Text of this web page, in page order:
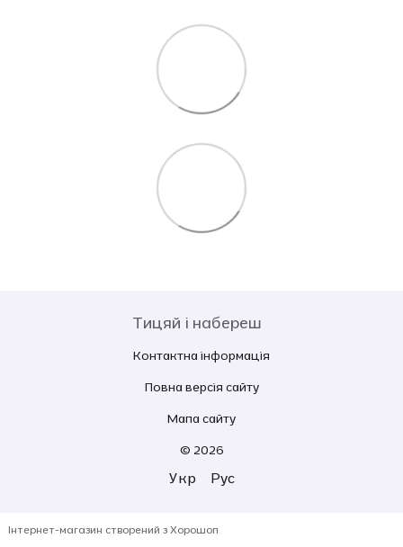
Тицяй і набереш
Контактна інформація
Повна версія сайту
Мапа сайту
© 2026
Укр Рус
Інтернет-магазин створений з Хорошоп